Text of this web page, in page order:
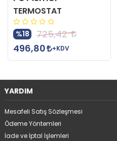
TERMOSTAT
%18
725,42
496,80
+KDV
YARDIM
Mesafeli Satış Sözleşmesi
Ödeme Yöntemleri
İade ve İptal İşlemleri